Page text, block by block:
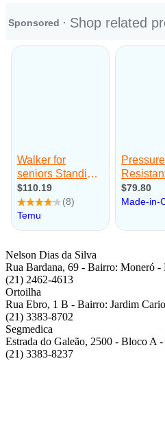
Nelson Dias da Silva
Rua Bardana, 69 - Bairro: Moneró
(21) 2462-4613
Ortoilha
Rua Ebro, 1 B - Bairro: Jardim
(21) 3383-8702
Segmedica
Estrada do Galeão, 2500 - Bloco A
(21) 3383-8237